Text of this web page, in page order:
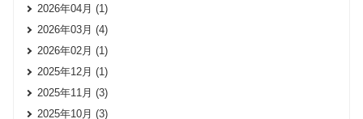
2026年04月 (1)
2026年03月 (4)
2026年02月 (1)
2025年12月 (1)
2025年11月 (3)
2025年10月 (3)